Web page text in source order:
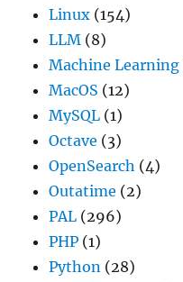
Linux (154)
LLM (8)
Machine Learning
MacOS (12)
MySQL (1)
Octave (3)
OpenSearch (4)
Outatime (2)
PAL (296)
PHP (1)
Python (28)